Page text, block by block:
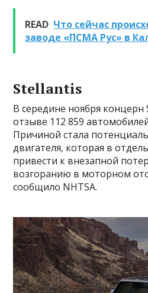
READ Что сейчас
заводе «ПСМА Рус» в
Stellantis
В середине ноября
отзыве 112 859
Причиной стала
двигателя, которая в
привести к внезапной
возгоранию в моторном
сообщило NHTSA.